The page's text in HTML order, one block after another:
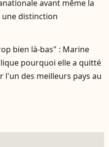
avant même la
distinction
bien là-bas" : Marine
pourquoi elle a quitté
l'un des meilleurs pays au